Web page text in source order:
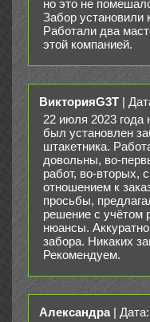
но это не
Забор установили
Работали два
этой компанией.
ВикторияG3T |
22 июля 2023 года
был установлен
штакетника.
довольны, во-
работ, во-вторых,
отношением к
просьбы,
решение с учётом
нюансы.
забора. Никаких
Рекомендуем.
Александра | Дата: